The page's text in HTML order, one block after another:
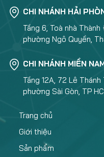
CHI NHÁNH HẢI
Tầng 6, Toà nhà
phường Ngô Quyền,
CHI NHÁNH MIỀN
Tầng 12A, 72 Lê
phường Sài Gòn, TP
Trang chủ
Giới thiệu
Sản phẩm